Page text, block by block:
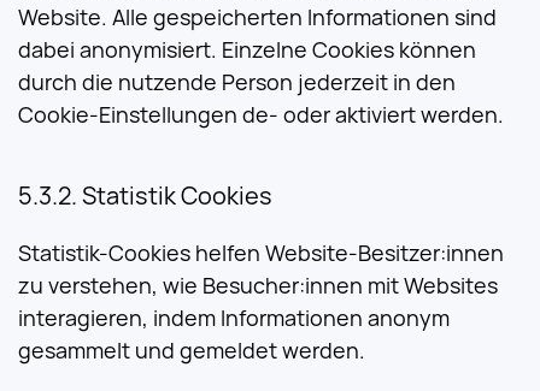
Website. Alle gespeicherten Informationen sind
dabei anonymisiert. Einzelne Cookies können
durch die nutzende Person jederzeit in den
Cookie-Einstellungen de- oder aktiviert werden.
Statistik Cookies
Statistik-Cookies helfen Website-Besitzer:innen
zu verstehen, wie Besucher:innen mit Websites
interagieren, indem Informationen anonym
gesammelt und gemeldet werden.